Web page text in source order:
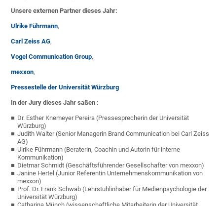
Unsere externen Partner dieses Jahr:
Ulrike Führmann,
Carl Zeiss AG,
Vogel Communication Group,
mexxon,
Pressestelle der Universität Würzburg
In der Jury dieses Jahr saßen :
Dr. Esther Knemeyer Pereira (Pressesprecherin der Universität
Würzburg)
Judith Walter (Senior Managerin Brand Communication bei Carl Zeiss
AG)
Ulrike Führmann (Beraterin, Coachin und Autorin für interne
Kommunikation)
Dietmar Schmidt (Geschäftsführender Gesellschafter von mexxon)
Janine Hertel (Junior Referentin Unternehmenskommunikation von
mexxon)
Prof. Dr. Frank Schwab (Lehrstuhlinhaber für Medienpsychologie der
Universität Würzburg)